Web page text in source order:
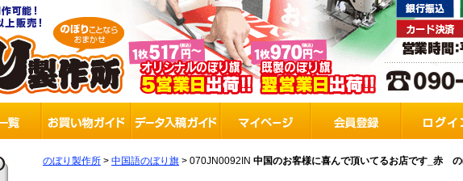
のぼり製作所 > 中国語のぼり旗 > 070JN0092IN 中国のお客様に喜んで頂いてるお店です_赤